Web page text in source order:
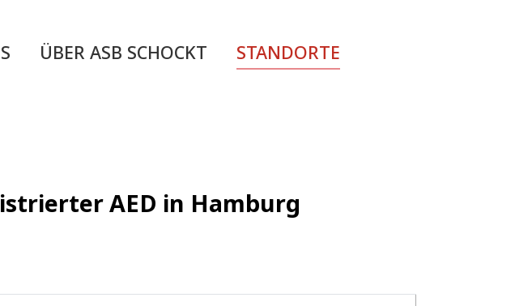
ÜBER ASB SCHOCKT STANDORTE
AED in Hamburg